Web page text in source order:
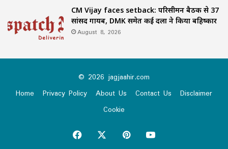
CM Vijay faces setback: परिसीमन बैठक से 37
सांसद गायब, DMK समेत कई दलों ने किया बहिष्कार
August 8, 2026
© 2026 jagjaahir.com
Home
Privacy Policy About Us Contact Us
Disclaimer
Cookie
Facebook PinterestYouTube